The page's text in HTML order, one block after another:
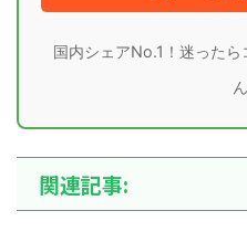
国内シェアNo.1！迷った
関連記事: